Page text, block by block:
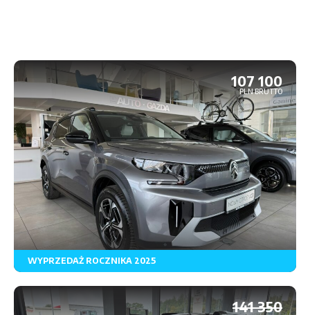
107 100
PLN BRUTTO
WYPRZEDAŻ ROCZNIKA 2025
Rodzaj paliwa Skrzynia biegów Napęd
141 350